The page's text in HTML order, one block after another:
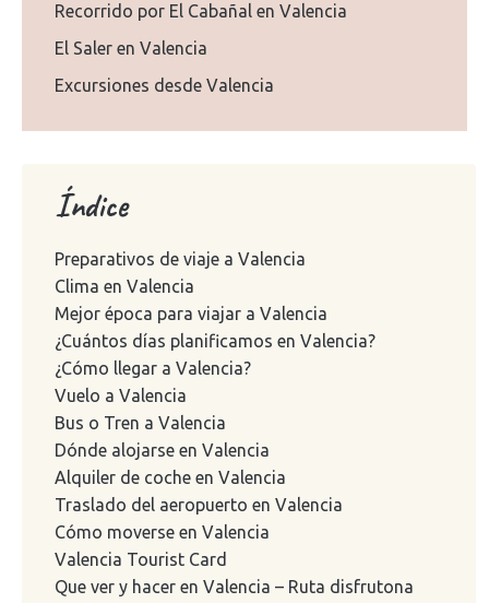
Recorrido por El Cabañal en Valencia
El Saler en Valencia
Excursiones desde Valencia
Índice
Preparativos de viaje a Valencia
Clima en Valencia
Mejor época para viajar a Valencia
¿Cuántos días planificamos en Valencia?
¿Cómo llegar a Valencia?
Vuelo a Valencia
Bus o Tren a Valencia
Dónde alojarse en Valencia
Alquiler de coche en Valencia
Traslado del aeropuerto en Valencia
Cómo moverse en Valencia
Valencia Tourist Card
Que ver y hacer en Valencia – Ruta disfrutona